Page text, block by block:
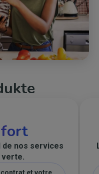
de nos services
contrat et votre